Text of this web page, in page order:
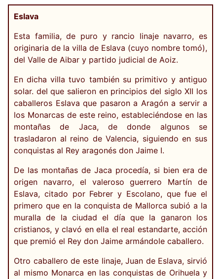
Eslava
Esta familia, de puro y rancio linaje navarro, es
originaria de la villa de Eslava (cuyo nombre tomó),
del Valle de Aibar y partido judicial de Aoiz.
En dicha villa tuvo también su primitivo y antiguo
solar. del que salieron en principios del siglo XII los
caballeros Eslava que pasaron a Aragón a servir a
los Monarcas de este reino, estableciéndose en las
montañas de Jaca, de donde algunos se
trasladaron al reino de Valencia, siguiendo en sus
conquistas al Rey aragonés don Jaime I.
De las montañas de Jaca procedía, si bien era de
origen navarro, el valeroso guerrero Martín de
Eslava, citado por Febrer y Escolano, que fue el
primero que en la conquista de Mallorca subió a la
muralla de la ciudad el día que la ganaron los
cristianos, y clavó en ella el real estandarte, acción
que premió el Rey don Jaime armándole caballero.
Otro caballero de este linaje, Juan de Eslava, sirvió
al mismo Monarca en las conquistas de Orihuela y